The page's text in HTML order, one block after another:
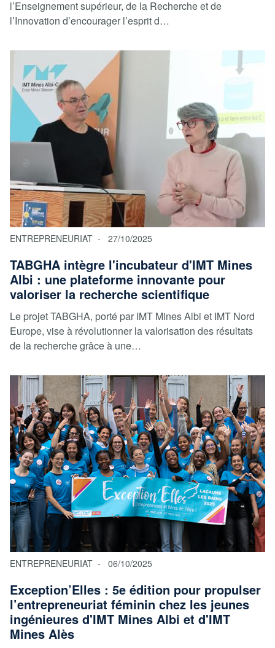
l’Enseignement supérieur, de la Recherche et de
l’Innovation d’encourager l’esprit d…
ENTREPRENEURIAT 27/10/2025
TABGHA intègre l'incubateur d'IMT Mines
Albi : une plateforme innovante pour
valoriser la recherche scientifique
Le projet TABGHA, porté par IMT Mines Albi et IMT Nord
Europe, vise à révolutionner la valorisation des résultats
de la recherche grâce à une…
ENTREPRENEURIAT 06/10/2025
Exception’Elles : 5e édition pour propulser
l’entrepreneuriat féminin chez les jeunes
ingénieures d'IMT Mines Albi et d'IMT
Mines Alès